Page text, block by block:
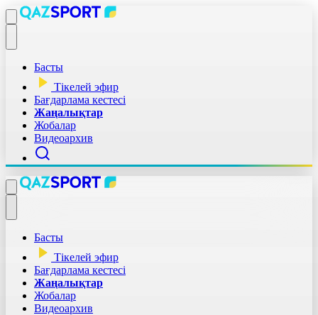
Басты
Тікелей эфир
Бағдарлама кестесі
Жаңалықтар
Жобалар
Видеоархив
Басты
Тікелей эфир
Бағдарлама кестесі
Жаңалықтар
Жобалар
Видеоархив